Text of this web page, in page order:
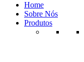
Home
Sobre Nós
Produtos